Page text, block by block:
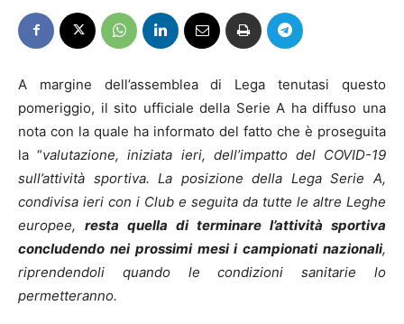
A margine dell’assemblea di Lega tenutasi questo
pomeriggio, il sito ufficiale della Serie A ha diffuso una
nota con la quale ha informato del fatto che è proseguita
la “valutazione, iniziata ieri, dell’impatto del COVID-19
sull’attività sportiva. La posizione della Lega Serie A,
condivisa ieri con i Club e seguita da tutte le altre Leghe
europee, resta quella di terminare l’attività sportiva
concludendo nei prossimi mesi i campionati nazionali,
riprendendoli quando le condizioni sanitarie lo
permetteranno.